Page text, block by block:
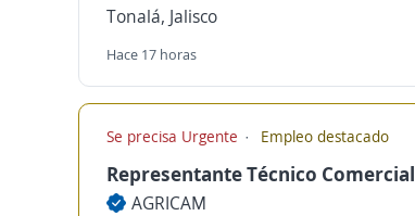
Tonalá, Jalisco
Hace 17 horas
Se precisa Urgente Empleo destacado
Representante Técnico Comercial
AGRICAM